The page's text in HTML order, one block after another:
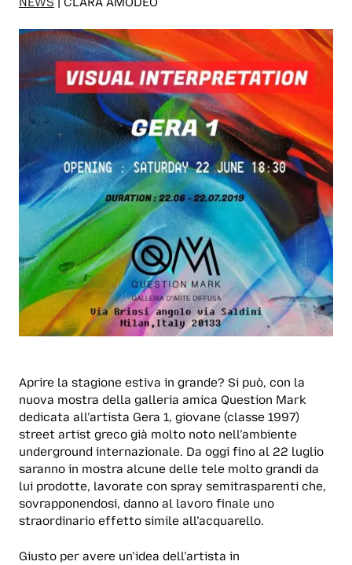
Aprire la stagione estiva in grande? Si può, con la
nuova mostra della galleria amica Question Mark
dedicata all’artista Gera 1, giovane (classe 1997)
street artist greco già molto noto nell’ambiente
underground internazionale. Da oggi fino al 22 luglio
saranno in mostra alcune delle tele molto grandi da
lui prodotte, lavorate con spray semitrasparenti che,
sovrapponendosi, danno al lavoro finale uno
straordinario effetto simile all’acquarello.
Giusto per avere un’idea dell’artista in